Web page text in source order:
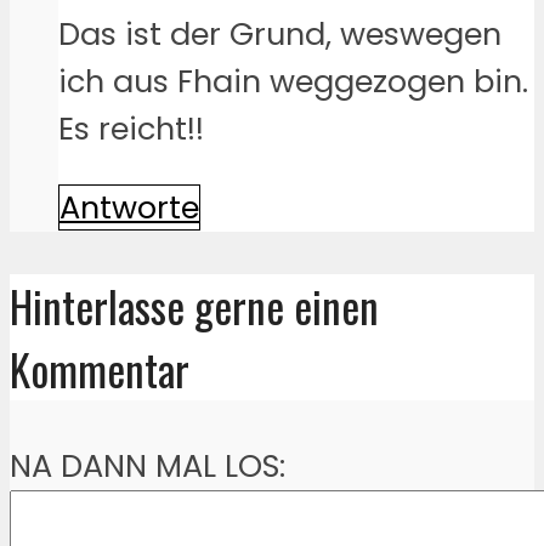
Das ist der Grund, weswegen
ich aus Fhain weggezogen bin.
Es reicht!!
Antworte
Hinterlasse gerne einen
Kommentar
NA DANN MAL LOS: